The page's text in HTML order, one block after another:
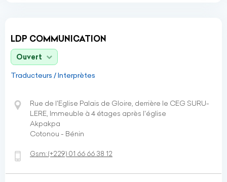
LDP COMMUNICATION
Ouvert
Traducteurs / Interprètes
Rue de l'Eglise Palais de Gloire, derrière le CEG SURU-
LERE, Immeuble à 4 étages après l'église
Akpakpa
Cotonou - Bénin
Gsm:(+229) 01 66 66 38 12